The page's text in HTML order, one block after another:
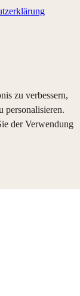
zu verbessern,
personalisieren.
der Verwendung